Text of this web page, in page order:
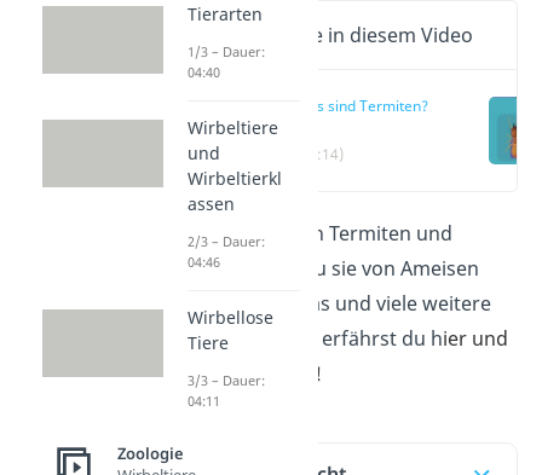
Wichtige Inhalte in diesem Video
Was sind Termiten?
(00:14)
Was sind eigentlich Termiten und
wodurch kannst du sie von Ameisen
unterscheiden? Das und viele weitere
spannende Fakten erfährst du hier und
in unseremVideo !
Tierarten
1/3 – Dauer:
04:40
Wirbeltiere
und
Wirbeltierkl
assen
2/3 – Dauer:
04:46
Wirbellose
Tiere
3/3 – Dauer:
04:11
Zoologie